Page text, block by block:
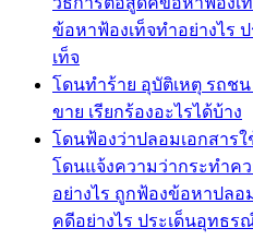
ข้อหาฟ้องเท็จทำอย่างไร
เท็จ
โดนทำร้าย อุบัติเหตุ รถช
ขาย เรียกร้องอะไรได้บ้าง
โดนฟ้องว่าปลอมเอกสาร
โดนแจ้งความว่ากระทำค
อย่างไร ถูกฟ้องข้อหาปลอ
คดีอย่างไร ประเด็นอุทธ